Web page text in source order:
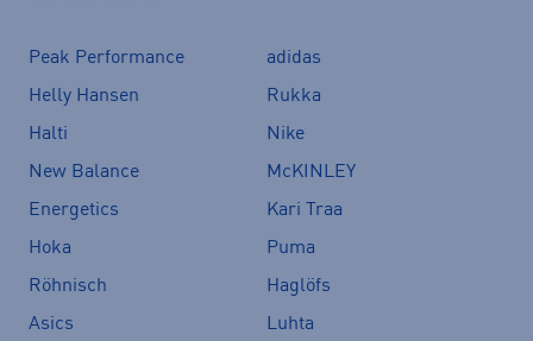
Peak Performance
adidas
Helly Hansen
Rukka
Halti
Nike
New Balance
McKINLEY
Energetics
Kari Traa
Hoka
Puma
Röhnisch
Haglöfs
Asics
Luhta